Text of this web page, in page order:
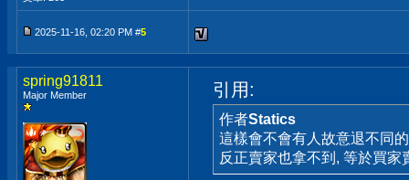
2025-11-16, 02:20 PM #5
spring91811
Major Member 引用:
作者Statics
這樣會不會有人故意退不同
反正賣家也拿不到, 等於買